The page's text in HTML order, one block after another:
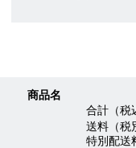
商品名
合計（税
送料（税
特別配送